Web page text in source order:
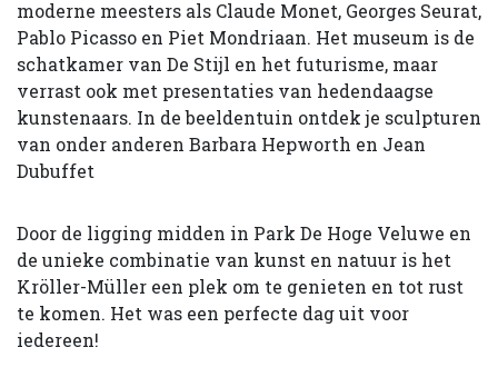
moderne meesters als Claude Monet, Georges Seurat,
Pablo Picasso en Piet Mondriaan. Het museum is de
schatkamer van De Stijl en het futurisme, maar
verrast ook met presentaties van hedendaagse
kunstenaars. In de beeldentuin ontdek je sculpturen
van onder anderen Barbara Hepworth en Jean
Dubuffet
Door de ligging midden in Park De Hoge Veluwe en
de unieke combinatie van kunst en natuur is het
Kröller-Müller een plek om te genieten en tot rust
te komen. Het was een perfecte dag uit voor
iedereen!